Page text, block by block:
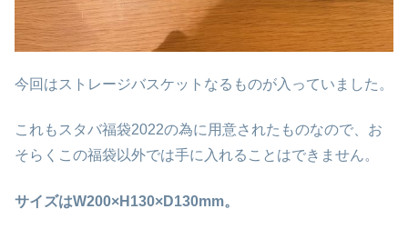
今回はストレージバスケットなるものが入っていました。
これもスタバ福袋2022の為に用意されたものなので、お
そらくこの福袋以外では手に入れることはできません。
サイズはW200×H130×D130mm。